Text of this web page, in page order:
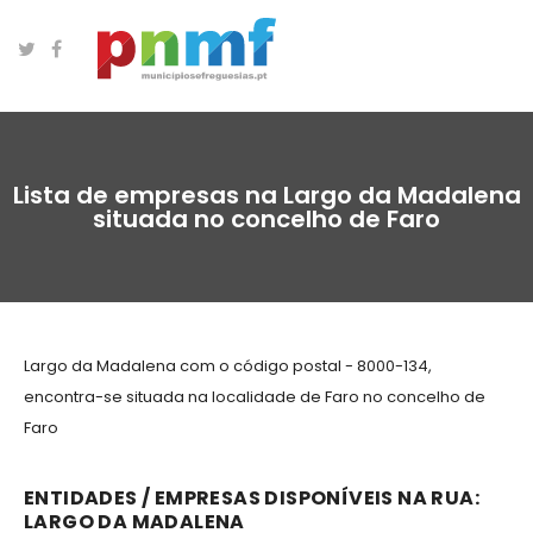
Lista de empresas na Largo da Madalena
situada no concelho de Faro
Largo da Madalena com o código postal - 8000-134,
encontra-se situada na localidade de Faro no concelho de
Faro
ENTIDADES / EMPRESAS DISPONÍVEIS NA RUA:
LARGO DA MADALENA